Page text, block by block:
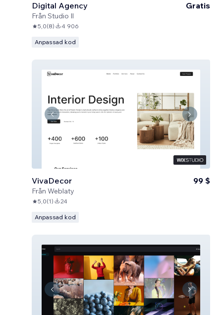
Digital Agency
Från Studio Il
Gratis
5,0(8) 4 906
Anpassad kod
VivaDecor
Från Weblaty
99 $
5,0(1) 24
Anpassad kod